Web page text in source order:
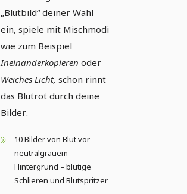
„Blutbild“ deiner Wahl
ein, spiele mit Mischmodi
wie zum Beispiel
Ineinanderkopieren oder
Weiches Licht, schon rinnt
das Blutrot durch deine
Bilder.
10 Bilder von Blut vor
neutralgrauem
Hintergrund – blutige
Schlieren und Blutspritzer